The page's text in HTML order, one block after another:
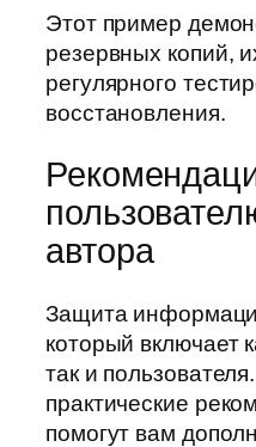
Этот пример
резервных копий,
регулярного
восстановления.
автора
Защита
который включает
так и
практические
помогут вам